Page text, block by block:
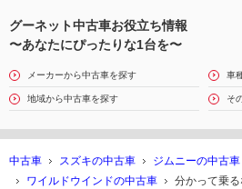
グーネット中古車お役立ち情報
〜あなたにぴったりな1台を〜
メーカーから中古車を探す 車
地域から中古車を探す そ
中古車 スズキの中古車 ジムニーの中古車
ワイルドウインドの中古車
分かって乗